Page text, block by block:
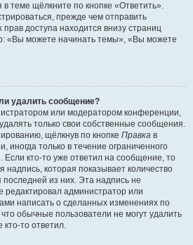
теме щёлкните по кнопке «Ответить».
прежде чем отправить
доступа находится внизу страниц
«Вы можете начинать темы», «Вы можете
удалить сообщение?
или модератором конференции,
только свои собственные сообщения.
щёлкнув по кнопке Правка в
иногда только в течение ограниченного
Если кто-то уже ответил на сообщение, то
которая показывает количество
последней из них. Эта надпись не
редактировал администратор или
написать о сделанных изменениях по
обычные пользователи не могут удалить
то ответил.